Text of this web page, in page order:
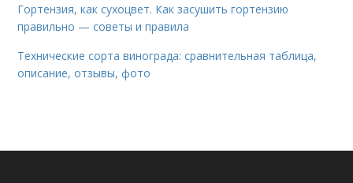
Гортензия, как сухоцвет. Как засушить гортензию
правильно — советы и правила
Технические сорта винограда: сравнительная таблица,
описание, отзывы, фото